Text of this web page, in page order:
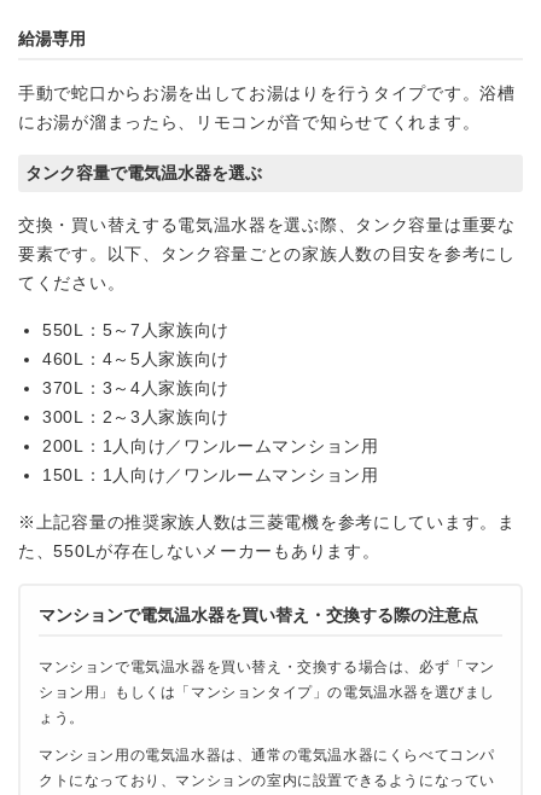
給湯専用
手動で蛇口からお湯を出してお湯はりを行うタイプです。浴槽
にお湯が溜まったら、リモコンが音で知らせてくれます。
タンク容量で電気温水器を選ぶ
交換・買い替えする電気温水器を選ぶ際、タンク容量は重要な
要素です。以下、タンク容量ごとの家族人数の目安を参考にし
てください。
550L：5～7人家族向け
460L：4～5人家族向け
370L：3～4人家族向け
300L：2～3人家族向け
200L：1人向け／ワンルームマンション用
150L：1人向け／ワンルームマンション用
※上記容量の推奨家族人数は三菱電機を参考にしています。ま
た、550Lが存在しないメーカーもあります。
マンションで電気温水器を買い替え・交換する際の注意点
マンションで電気温水器を買い替え・交換する場合は、必ず「マン
ション用」もしくは「マンションタイプ」の電気温水器を選びまし
ょう。
マンション用の電気温水器は、通常の電気温水器にくらべてコンパ
クトになっており、マンションの室内に設置できるようになってい